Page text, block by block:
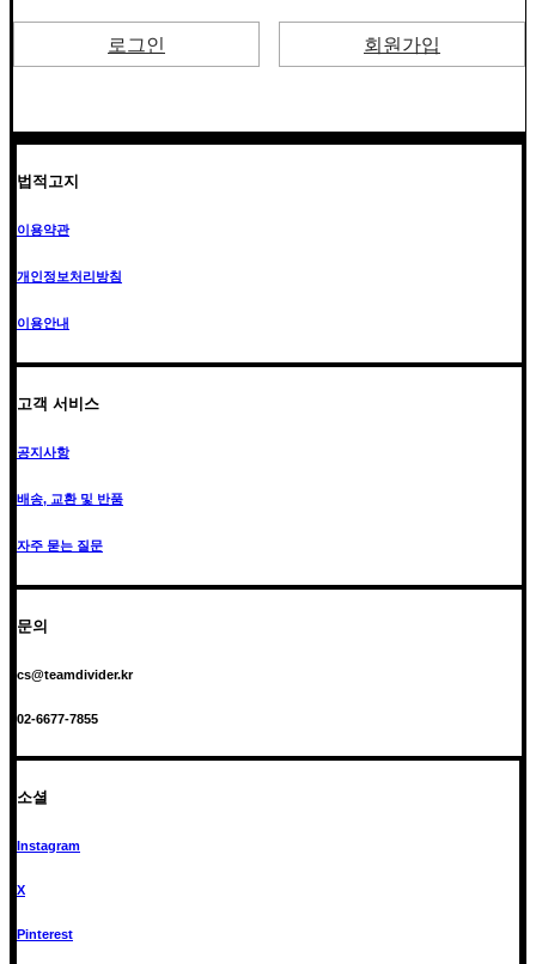
로그인 회원가입
법적고지
이용약관
개인정보처리방침
이용안내
고객 서비스
공지사항
배송, 교환 및 반품
자주 묻는 질문
문의
cs@teamdivider.kr
02-6677-7855
소셜
Instagram
X
Pinterest